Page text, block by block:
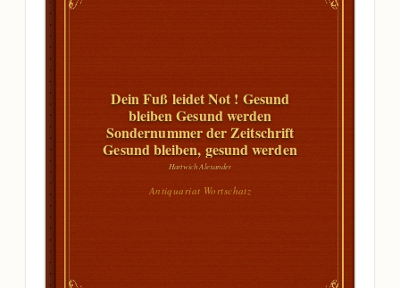
Dein Fuß leidet Not ! Gesund
bleiben Gesund werden
Sondernummer der Zeitschrift
Gesund bleiben, gesund werden
Hartwich Alexander
Antiquariat Wortschatz